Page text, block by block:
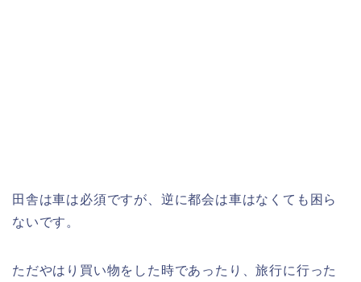
田舎は車は必須ですが、逆に都会は車はなくても困ら
ないです。
ただやはり買い物をした時であったり、旅行に行った